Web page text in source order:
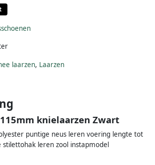
laarzen, Laarzen
knielaarzen Zwart
puntige neus leren voering lengte tot
stilettohak leren zool instapmodel